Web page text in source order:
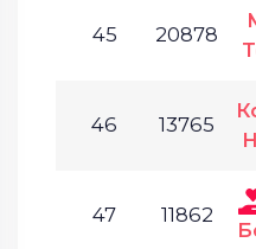
45 20878
46 13765
47 11862